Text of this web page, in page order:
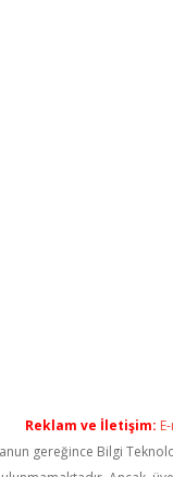
Reklam ve İletişim:
gereğince Bilgi